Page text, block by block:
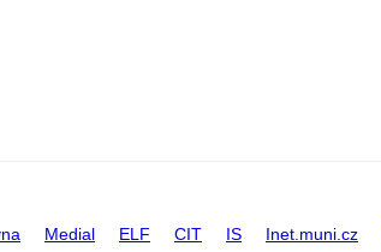
Medial ELF CIT IS Inet.muni.cz